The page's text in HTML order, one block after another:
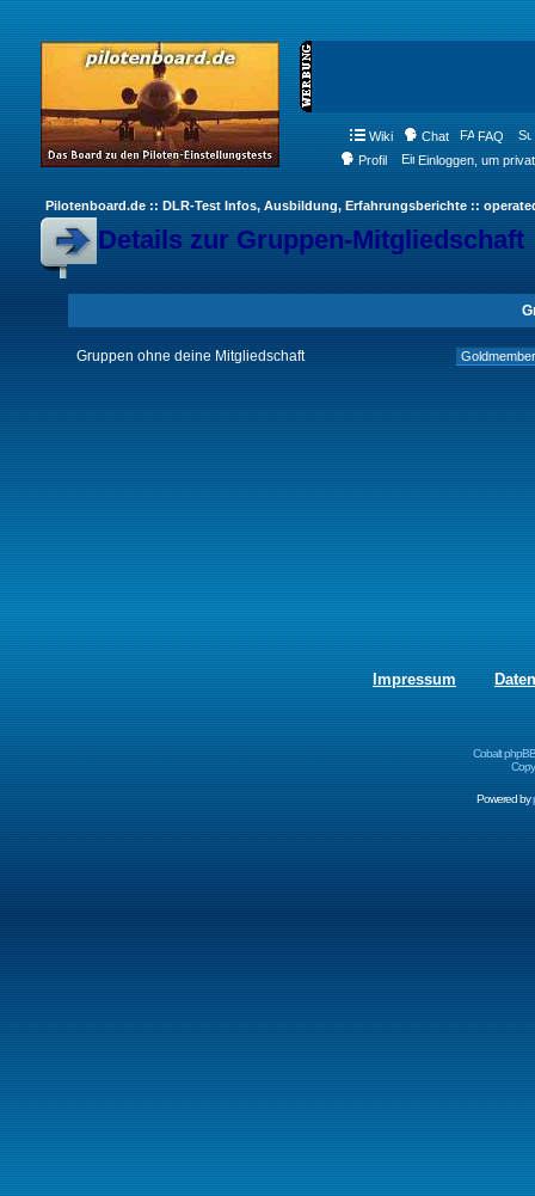
Wiki Chat FAQ
Profil
Einloggen, um
Pilotenboard.de :: DLR-Test Infos, Ausbildung, Erfahrungsberichte ::
Details zur Gruppen-Mitgliedschaft
Gruppen ohne deine Mitgliedschaft
Impressum
Cobalt
Powered by